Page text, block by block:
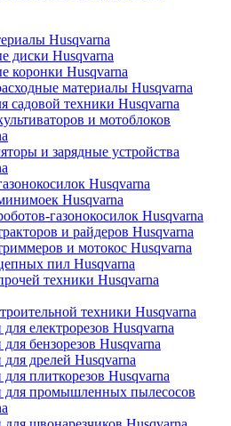
Husqvarna
диски Husqvarna
коронки Husqvarna
материалы Husqvarna
садовой техники Husqvarna
и мотоблоков
и зарядные устройства
Husqvarna
Husqvarna
газонокосилок Husqvarna
и райдеров Husqvarna
и мотокос Husqvarna
пил Husqvarna
техники Husqvarna
техники Husqvarna
для електрорезов Husqvarna
для бензорезов Husqvarna
для дрелей Husqvarna
для плиткорезов Husqvarna
для промышленных пылесосов